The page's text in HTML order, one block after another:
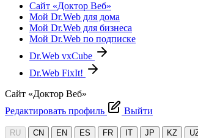
Сайт «Доктор Веб»
Мой Dr.Web для дома
Мой Dr.Web для бизнеса
Мой Dr.Web по подписке
Dr.Web vxCube
Dr.Web FixIt!
Сайт «Доктор Веб»
Редактировать профиль
Выйти
RU CN EN ES FR IT JP KZ